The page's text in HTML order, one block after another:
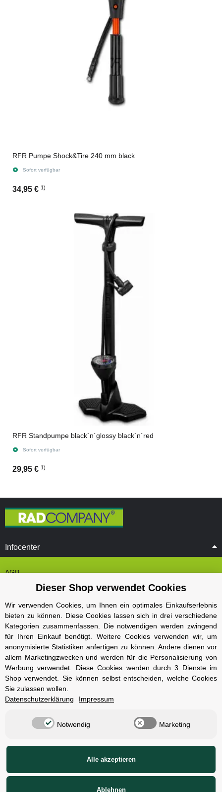
RFR Pumpe Shock&Tire 240 mm black
Sofort verfügbar
34,95 € 1)
RFR Standpumpe black´n´glossy black´n´red
Sofort verfügbar
29,95 € 1)
Infocenter
AGB
Cookie Einstelungen
Datenschutz
Impressum
Kontakt und Öffnungszeiten
Versand und Zahlungsarten
Widerrufsbelehrung
Radcompany
Berlin Schöneberg
Cube Store Berlin Marienfelde
Dieser Shop verwendet Cookies
Wir verwenden Cookies, um Ihnen ein optimales Einkaufserlebnis
bieten zu können. Diese Cookies lassen sich in drei verschiedene
Kategorien zusammenfassen. Die notwendigen werden zwingend
für Ihren Einkauf benötigt. Weitere Cookies verwenden wir, um
anonymisierte Statistiken anfertigen zu können. Andere dienen vor
allem Marketingzwecken und werden für die Personalisierung von
Werbung verwendet. Diese Cookies werden durch 3 Dienste im
Shop verwendet. Sie können selbst entscheiden, welche Cookies
Sie zulassen wollen.
Datenschutzerklärung
Impressum
Notwendig Marketing
Alle akzeptieren
Ablehnen